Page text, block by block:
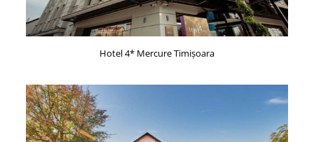
Hotel 4* Mercure Timișoara